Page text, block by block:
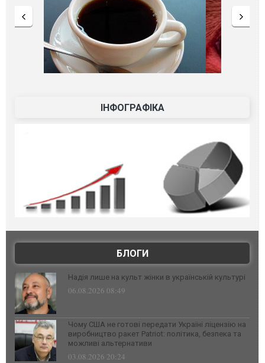
ІНФОГРАФІКА
БЛОГИ
Надія лише на культ жінки в українській культурі
06.08.2026 08:49
Чому США не готові передати Україні ліцензію на
виробництво ракет Patriot: політика, безпека та
можливі альтернативи
03.08.2026 20:24